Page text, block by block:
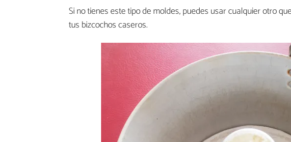
Si no tienes este tipo de moldes, puedes usar cualquier otro
tus bizcochos caseros.